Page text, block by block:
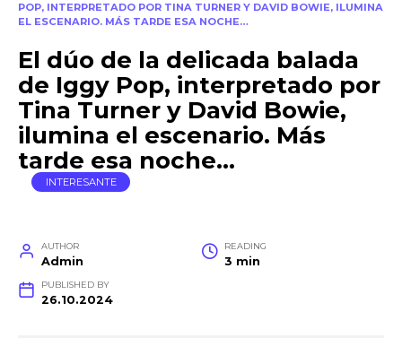
POP, INTERPRETADO POR TINA TURNER Y DAVID BOWIE, ILUMINA
EL ESCENARIO. MÁS TARDE ESA NOCHE…
El dúo de la delicada balada
de Iggy Pop, interpretado por
Tina Turner y David Bowie,
ilumina el escenario. Más
tarde esa noche…
INTERESANTE
AUTHOR
Admin
READING
3 min
PUBLISHED BY
26.10.2024